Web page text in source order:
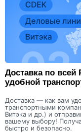
Доставка по всей
удобной
Доставка — как вам
транспортными
Витэка и др.) и
вашему выбору!
быстро и безопасно.